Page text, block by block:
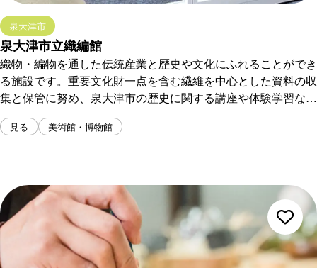
泉大津市
泉大津市立織編館
織物・編物を通した伝統産業と歴史や文化にふれることができ
る施設です。重要文化財一点を含む繊維を中心とした資料の収
集と保管に努め、泉大津市の歴史に関する講座や体験学習など
を実施しています。資料等の閲覧申請、刊行物の購入、体験学
習の受付などについては、織編館事務室にお問い合わせくださ
見る 美術館・博物館